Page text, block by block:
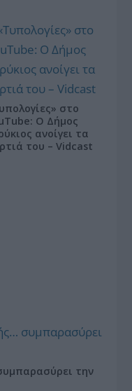
στο
Ο Δήμος
ανοίγει τα
του – Vidcast
την